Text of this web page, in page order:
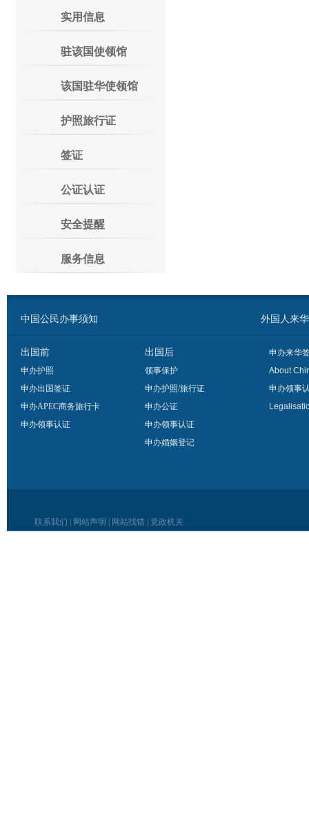
实用信息
驻该国使领馆
该国驻华使领馆
护照旅行证
签证
公证认证
安全提醒
服务信息
中国公民办事须知 外国人来
出国前
申办护照
申办出国签证
申办APEC商务旅行卡
申办领事认证
出国后
领事保护
申办护照/旅行证
申办公证
申办领事认证
申办婚姻登记
申办来华
About
申办领事
联系我们 网站声明 网站找错 党政机关